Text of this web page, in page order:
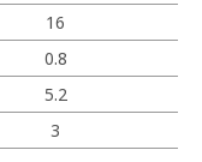
16
0.8
5.2
3